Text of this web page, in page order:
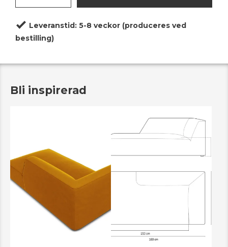
Leveranstid: 5-8 veckor (produceres ved
bestilling)
Bli inspirerad